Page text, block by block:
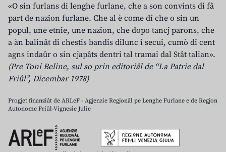
«O sin furlans di lenghe furlane, che a son convints di fâ
part de nazion furlane. Che al è come dî che o sin un
popul, une etnie, une nazion, che dopo tancj parons, che
a àn balinât di chestis bandis dilunc i secui, cumò di cent
agns indaûr o sin cjapâts dentri tal tramai dal Stât talian».
(Pre Toni Beline, sul so prin editoriâl de “La Patrie dal
Friûl”, Dicembar 1978)
Progjet finanziât de ARLeF - Agjenzie Regjonâl pe Lenghe Furlane e de Regjon
Autonome Friûl-Vignesie Julie